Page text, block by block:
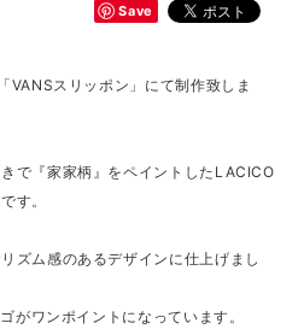
Save
VANSスリッポン」にて制作致しま
で『家家柄』をペイントしたLACICO
す。
ズム感のあるデザインに仕上げまし
がワンポイントになっています。